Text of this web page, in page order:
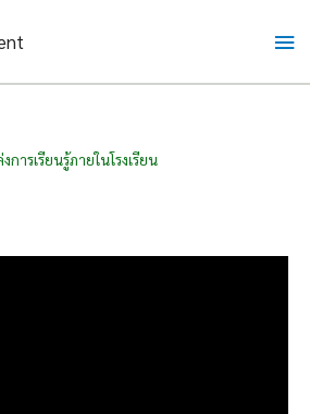
การเรียนรู้ภายในโรงเรียน